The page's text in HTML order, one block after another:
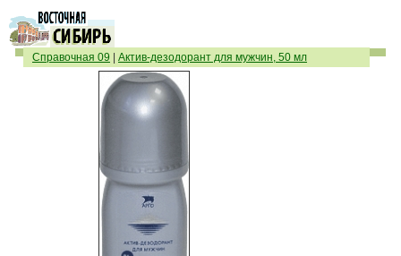
Справочная 09 Актив-дезодорант для мужчин, 50 мл